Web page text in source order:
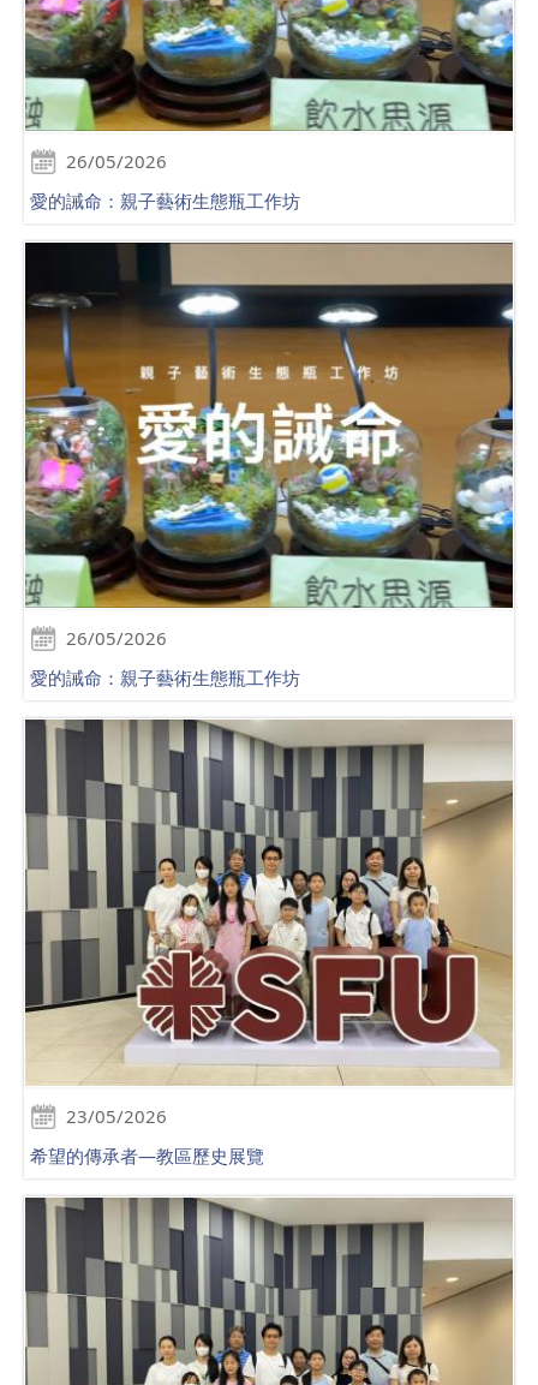
26/05/2026
愛的誡命：親子藝術生態瓶工作坊
26/05/2026
愛的誡命：親子藝術生態瓶工作坊
23/05/2026
希望的傳承者—教區歷史展覽